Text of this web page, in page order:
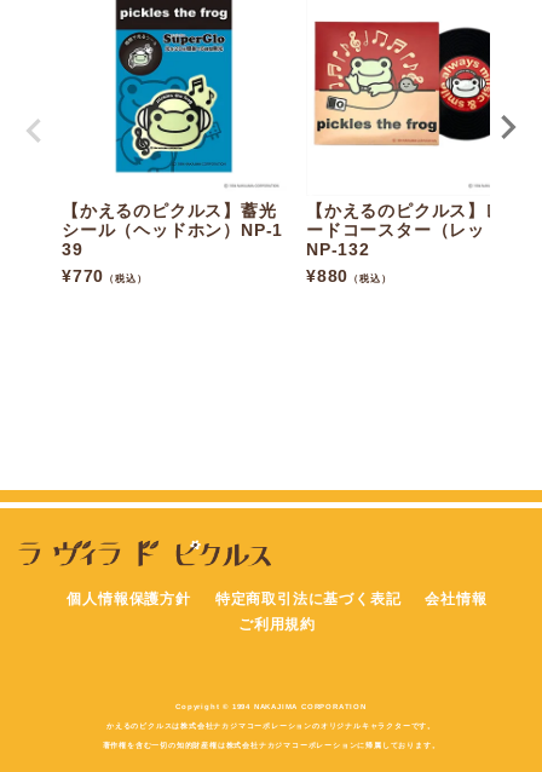
【かえるのピクルス】蓄光
シール（ヘッドホン）NP-1
39
¥770 （税込）
【かえるのピクルス】レコ
ードコースター（レッド）
NP-132
¥880 （税込）
個人情報保護方針 特定商取引法に基づく表記
会社情報
ご利用規約
Copyright © 1994 NAKAJIMA CORPORATION
かえるのピクルスは株式会社ナカジマコーポレーションのオリジナルキャラクターです。
著作権を含む一切の知的財産権は株式会社ナカジマコーポレーションに帰属しております。